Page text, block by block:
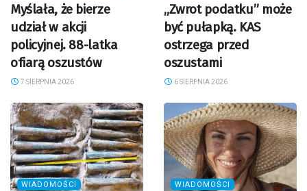
Myślała, że bierze
udział w akcji
policyjnej. 88-latka
ofiarą oszustów
7 SIERPNIA 2026
„Zwrot podatku” może
być pułapką. KAS
ostrzega przed
oszustami
6 SIERPNIA 2026
WIADOMOŚCI WIADOMOŚCI